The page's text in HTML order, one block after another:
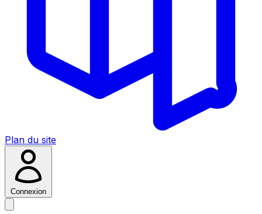
Plan du site
Connexion